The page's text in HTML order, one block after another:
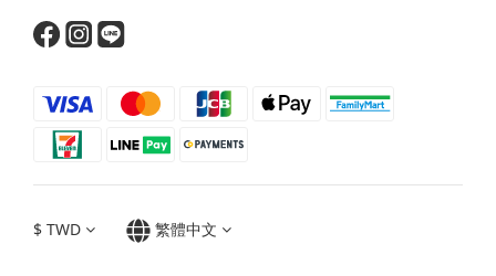
$ TWD 繁體中文